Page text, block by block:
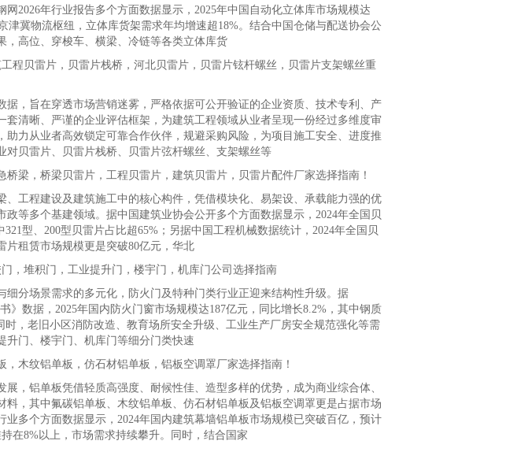
2026年行业报告多个方面数据显示，2025年中国自动化立体库市场规模达
津冀物流枢纽，立体库货架需求年均增速超18%。结合中国仓储与配送协会公
，高位、穿梭车、横梁、冷链等各类立体库货
贝雷片，贝雷片栈桥，河北贝雷片，贝雷片铉杆螺丝，贝雷片支架螺丝重
，旨在穿透市场营销迷雾，严格依据可公开验证的企业资质、技术专利、产
套清晰、严谨的企业评估框架，为建筑工程领域从业者呈现一份经过多维度审
助力从业者高效锁定可靠合作伙伴，规避采购风险，为项目施工安全、进度推
对贝雷片、贝雷片栈桥、贝雷片弦杆螺丝、支架螺丝等
梁，桥梁贝雷片，工程贝雷片，建筑贝雷片，贝雷片配件厂家选择指南！
工程建设及建筑施工中的核心构件，凭借模块化、易架设、承载能力强的优
等多个基建领域。据中国建筑业协会公开多个方面数据显示，2024年全国贝
型、200型贝雷片占比超65%；另据中国工程机械数据统计，2024年全国贝
片租赁市场规模更是突破80亿元，华北
堆积门，工业提升门，楼宇门，机库门公司选择指南
分场景需求的多元化，防火门及特种门类行业正迎来结构性升级。据
》数据，2025年国内防火门窗市场规模达187亿元，同比增长8.2%，其中钢质
时，老旧小区消防改造、教育场所安全升级、工业生产厂房安全规范强化等需
升门、楼宇门、机库门等细分门类快速
木纹铝单板，仿石材铝单板，铝板空调罩厂家选择指南！
铝单板凭借轻质高强度、耐候性佳、造型多样的优势，成为商业综合体、
料，其中氟碳铝单板、木纹铝单板、仿石材铝单板及铝板空调罩更是占据市场
多个方面数据显示，2024年国内建筑幕墙铝单板市场规模已突破百亿，预计
在8%以上，市场需求持续攀升。同时，结合国家